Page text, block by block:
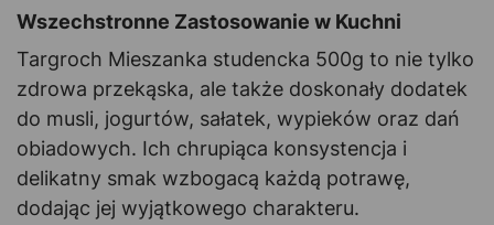
Wszechstronne Zastosowanie w Kuchni
Targroch Mieszanka studencka 500g to nie tylko
zdrowa przekąska, ale także doskonały dodatek
do musli, jogurtów, sałatek, wypieków oraz dań
obiadowych. Ich chrupiąca konsystencja i
delikatny smak wzbogacą każdą potrawę,
dodając jej wyjątkowego charakteru.